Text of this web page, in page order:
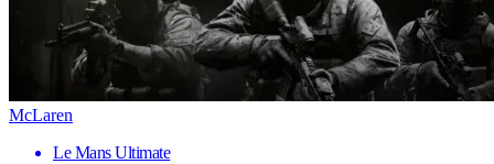
McLaren
Le Mans Ultimate